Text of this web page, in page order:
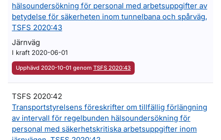
hälsoundersökning för personal med arbetsuppgifter av
betydelse för säkerheten inom tunnelbana och spårväg,
TSFS 2020:43
Järnväg
I kraft 2020-06-01
Upphävd 2020-10-01 genom TSFS 2020:43
TSFS 2020:42
Transportstyrelsens föreskrifter om tillfällig förlängning
av intervall för regelbunden hälsoundersökning för
personal med säkerhetskritiska arbetsuppgifter inom